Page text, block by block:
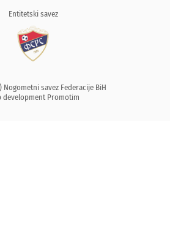
Entitetski savez
Nogometni savez Federacije BiH
development Promotim